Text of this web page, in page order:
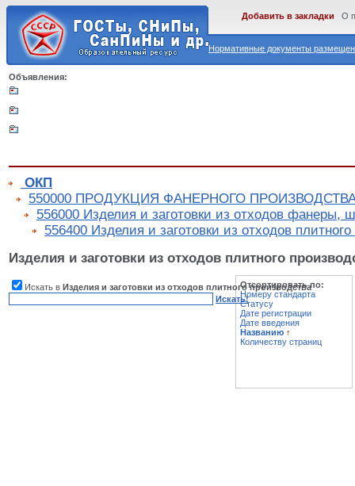
Нормативные документы
Добавить в закладки О
Объявления:
ОКП
550000 ПРОДУКЦИЯ ФАНЕРНОГО
556000 Изделия и заготовки из отходов фанеры,
556400 Изделия и заготовки из отходов
Изделия и заготовки из отходов плитного
Искать в Изделия и заготовки из отходов плитного производства
Искать!
Отсортировать по:
Номеру стандарта
Статусу
Дате регистрации
Дате введения
Названию ↑
Количеству страниц